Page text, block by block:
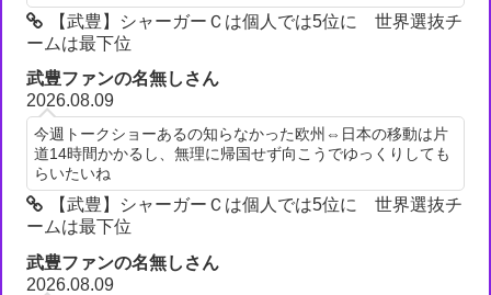
【武豊】シャーガーＣは個人では5位に 世界選抜チ
ームは最下位
武豊ファンの名無しさん
2026.08.09
今週トークショーあるの知らなかった欧州⇔日本の移動は片
道14時間かかるし、無理に帰国せず向こうでゆっくりしても
らいたいね
【武豊】シャーガーＣは個人では5位に 世界選抜チ
ームは最下位
武豊ファンの名無しさん
2026.08.09